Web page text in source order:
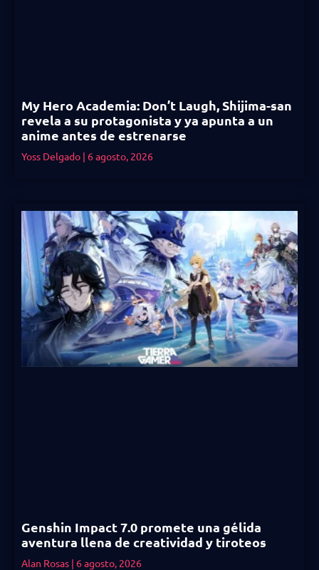
My Hero Academia: Don’t Laugh, Shijima-san
revela a su protagonista y ya apunta a un
anime antes de estrenarse
Yoss Delgado 6 agosto, 2026
Genshin Impact 7.0 promete una gélida
aventura llena de creatividad y tiroteos
Alan Rosas 6 agosto, 2026